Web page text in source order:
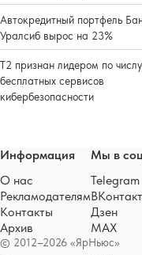
Автокредитный портфель
Уралсиб вырос на 23%
Т2 признан лидером по числу
бесплатных сервисов
кибербезопасности
© 2012–2026 «ЯрНьюс»
Информация
О нас
Рекламодателям
Контакты
Архив
Мы в
Telegram
Дзен
MAX